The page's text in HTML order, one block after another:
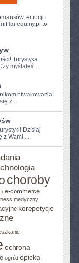
emocji i
to
Turystyka
‌myślałeś ...
biwakowania!
⁤z ...
Dzisiaj
z Wami ...
choroby
e-commerce
medyczny
korepetycje
ochrona
ogród opieka